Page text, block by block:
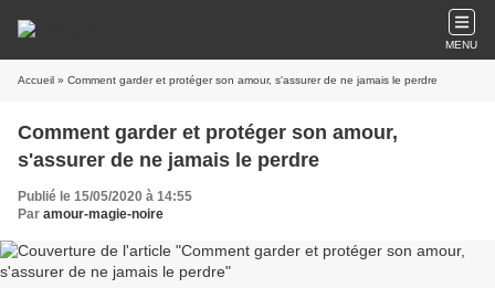
MENU
Accueil » Comment garder et protéger son amour, s'assurer de ne jamais le perdre
Comment garder et protéger son amour,
s'assurer de ne jamais le perdre
Publié le 15/05/2020 à 14:55
Par amour-magie-noire